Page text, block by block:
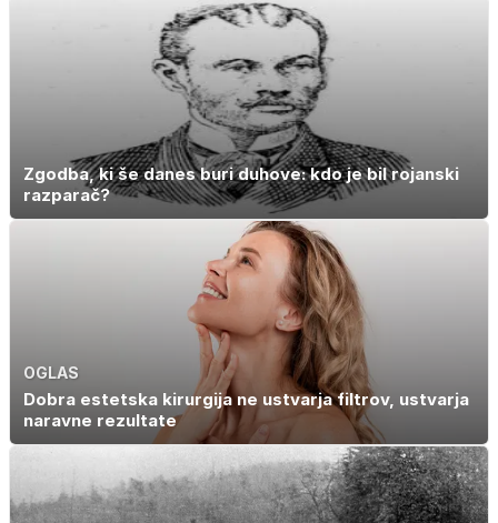
Zgodba, ki še danes buri duhove: kdo je bil rojanski
razparač?
OGLAS
Dobra estetska kirurgija ne ustvarja filtrov, ustvarja
naravne rezultate